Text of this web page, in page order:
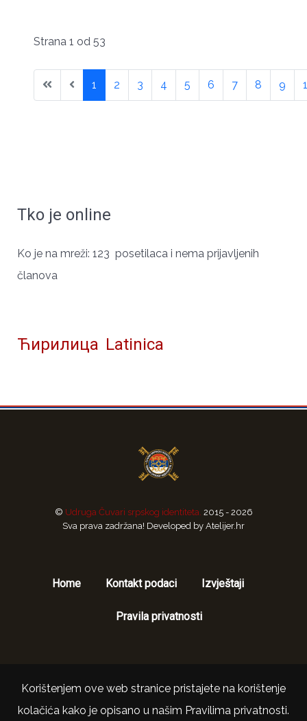
Strana 1 od 53
1 2 3 4 5 6 7 8 9
Tko je online
Ko je na mreži: 123 posetilaca i nema prijavljenih
članova
Ћирилица Latinica
Korištenjem ove web stranice pristajete na korištenje
kolačića kako je opisano u našim Pravilima privatnosti.
© Udruga Čuvari srpskog identiteta. 2015 - 2026
Sva prava zadržana! Developed by Atelijer.hr
Home Kontakt podaci Izvještaji
Pravila privatnosti
Na vrh